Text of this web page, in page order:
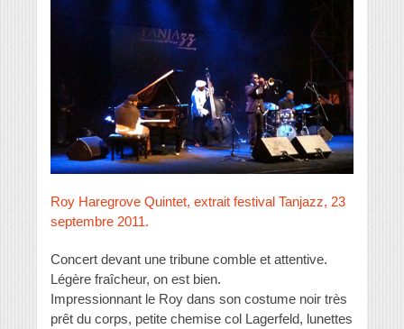
Roy Haregrove Quintet, extrait festival Tanjazz, 23
septembre 2011.
Concert devant une tribune comble et attentive.
Légère fraîcheur, on est bien.
Impressionnant le Roy dans son costume noir très
prêt du corps, petite chemise col Lagerfeld, lunettes